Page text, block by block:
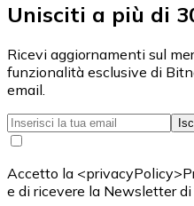
Unisciti a più di
Ricevi aggiornamenti sul
funzionalità esclusive di
email.
Accetto la
e di ricevere la Newsletter